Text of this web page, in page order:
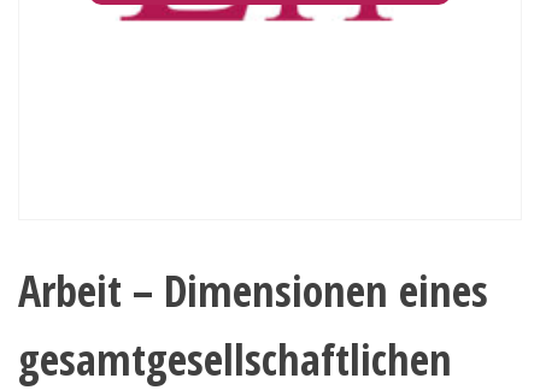
Arbeit – Dimensionen eines
gesamtgesellschaftlichen